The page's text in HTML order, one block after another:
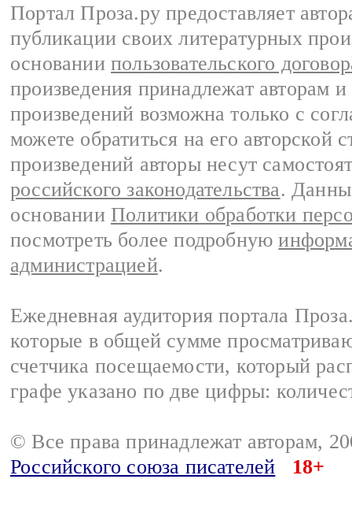
Портал Проза.ру предоставляет
публикации своих литературных
основании пользовательского
произведения принадлежат авторам
произведений возможна только с
можете обратиться на его авторской
произведений авторы несут
российского законодательства.
основании Политики обработки
посмотреть более подробную
администрацией.
Ежедневная аудитория портала
которые в общей сумме
счетчика посещаемости, который
графе указано по две цифры:
© Все права принадлежат авторам,
Российского союза писателей
18+